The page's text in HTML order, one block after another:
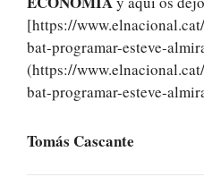
[https://
bat-programar-esteve-
(https://
bat-programar-esteve-
Tomás Cascante